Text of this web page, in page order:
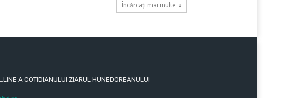
Încărcați mai multe
A COTIDIANULUI ZIARUL HUNEDOREANULUI